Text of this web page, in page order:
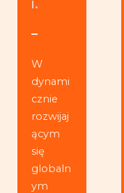
W
dynami
cznie
rozwijaj
ącym
się
globaln
ym